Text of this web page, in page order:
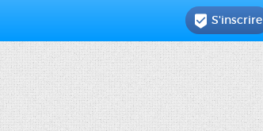
 S'inscrire